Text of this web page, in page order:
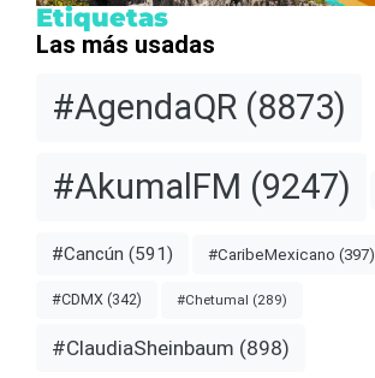
Etiquetas
Las más usadas
#AgendaQR (8873)
#AkumalFM (9247)
#Cancún (591) #CaribeMexicano (397)
#CDMX (342) #Chetumal (289)
#ClaudiaSheinbaum (898)